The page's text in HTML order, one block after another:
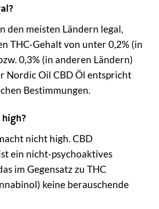
den meisten Ländern legal,
THC-Gehalt von unter 0,2% (in
0,3% (in anderen Ländern)
Nordic Oil CBD Öl entspricht
Bestimmungen.
nicht high. CBD
ein nicht-psychoaktives
im Gegensatz zu THC
keine berauschende